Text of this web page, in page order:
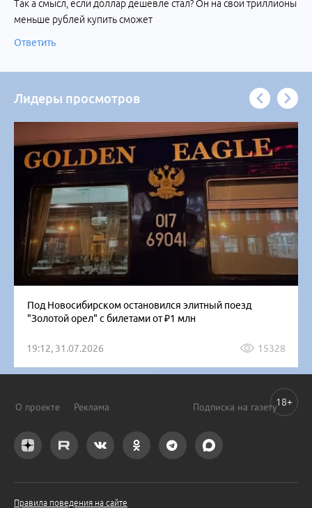
Так а смысл, если доллар дешевле стал? Он на свои триллионы
меньше рублей купить сможет
Ответить
Лидеры просмотров
Под Новосибирском остановился элитный поезд
"Золотой орел" с билетами от ₽1 млн
19:12, 31.07.2026 15328
О проекте Реклама Подписка на газету
Правила поведения на сайте
18+